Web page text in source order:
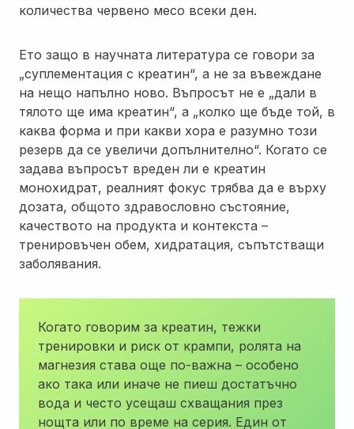
количества червено месо всеки ден.
Ето защо в научната литература се говори за
„суплементация с креатин“, а не за въвеждане
на нещо напълно ново. Въпросът не е „дали в
тялото ще има креатин“, а „колко ще бъде той, в
каква форма и при какви хора е разумно този
резерв да се увеличи допълнително“. Когато се
задава въпросът вреден ли е креатин
монохидрат, реалният фокус трябва да е върху
дозата, общото здравословно състояние,
качеството на продукта и контекста –
тренировъчен обем, хидратация, съпътстващи
заболявания.
Когато говорим за креатин, тежки
тренировки и риск от крампи, ролята на
магнезия става още по-важна – особено
ако така или иначе не пиеш достатъчно
вода и често усещаш схващания през
нощта или по време на серия. Един от